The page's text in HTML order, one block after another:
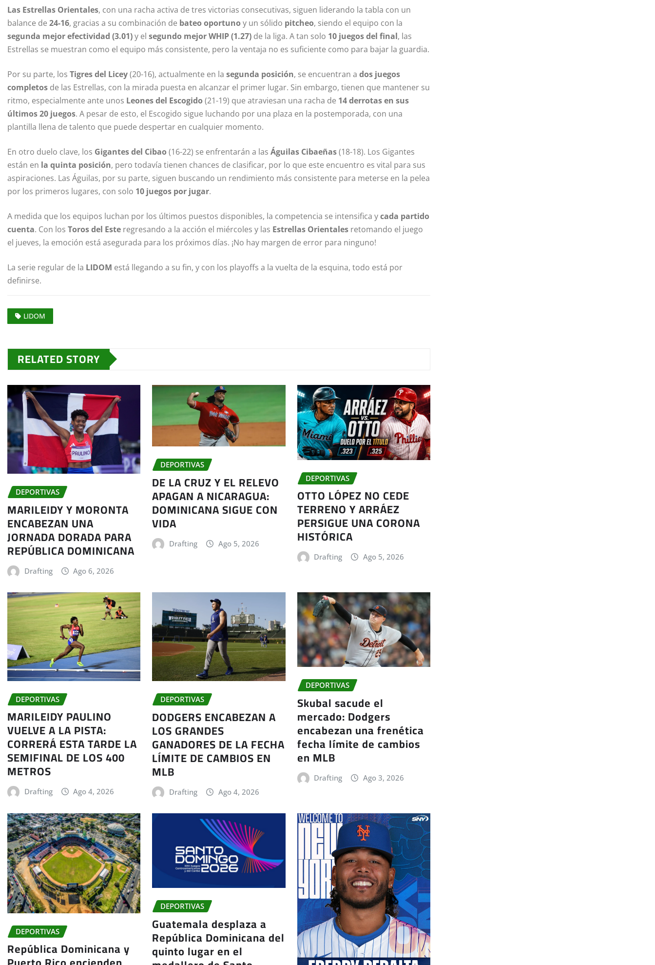
Las Estrellas Orientales, con una racha activa de tres victorias consecutivas, siguen liderando la tabla con un
balance de 24-16, gracias a su combinación de bateo oportuno y un sólido pitcheo, siendo el equipo con la
segunda mejor efectividad (3.01)y el segundo mejor WHIP (1.27) de la liga. A tan solo 10 juegos del final, las
Estrellas se muestran como el equipo más consistente, pero la ventaja no es suficiente como para bajar la guardia.
Por su parte, los Tigres del Licey(20-16), actualmente en la segunda posición, se encuentran a dos juegos
completos de las Estrellas, con la mirada puesta en alcanzar el primer lugar. Sin embargo, tienen que mantener su
ritmo, especialmente ante unos Leones del Escogido (21-19) que atraviesan una racha de 14 derrotas en sus
últimos 20 juegos. A pesar de esto, el Escogido sigue luchando por una plaza en la postemporada, con una
plantilla llena de talento que puede despertar en cualquier momento.
En otro duelo clave, los Gigantes del Cibao (16-22) se enfrentarán a las Águilas Cibaeñas(18-18). Los Gigantes
están en la quinta posición, pero todavía tienen chances de clasificar, por lo que este encuentro es vital para sus
aspiraciones. Las Águilas, por su parte, siguen buscando un rendimiento más consistente para meterse en la pelea
por los primeros lugares, con solo 10 juegos por jugar.
A medida que los equipos luchan por los últimos puestos disponibles, la competencia se intensifica ycada partido
cuenta. Con los Toros del Este regresando a la acción el miércoles y las Estrellas Orientales retomando el juego
el jueves, la emoción está asegurada para los próximos días. ¡No hay margen de error para ninguno!
La serie regular de la LIDOM está llegando a su fin, y con los playoffs a la vuelta de la esquina, todo está por
definirse.
LIDOM
RELATED STORY
DEPORTIVAS
MARILEIDY Y MORONTA
ENCABEZAN UNA
JORNADA DORADA PARA
REPÚBLICA DOMINICANA
Drafting Ago 6, 2026
DEPORTIVAS
DE LA CRUZ Y EL RELEVO
APAGAN A NICARAGUA:
DOMINICANA SIGUE CON
VIDA
Drafting Ago 5, 2026
DEPORTIVAS
OTTO LÓPEZ NO CEDE
TERRENO Y ARRÁEZ
PERSIGUE UNA CORONA
HISTÓRICA
Drafting Ago 5, 2026
DEPORTIVAS
MARILEIDY PAULINO
VUELVE A LA PISTA:
CORRERÁ ESTA TARDE LA
SEMIFINAL DE LOS 400
METROS
Drafting Ago 4, 2026
DEPORTIVAS
DODGERS ENCABEZAN A
LOS GRANDES
GANADORES DE LA FECHA
LÍMITE DE CAMBIOS EN
MLB
Drafting Ago 4, 2026
DEPORTIVAS
Skubal sacude el
mercado: Dodgers
encabezan una frenética
fecha límite de cambios
en MLB
Drafting Ago 3, 2026
DEPORTIVAS
República Dominicana y
DEPORTIVAS
Guatemala desplaza a
República Dominicana del
quinto lugar en el